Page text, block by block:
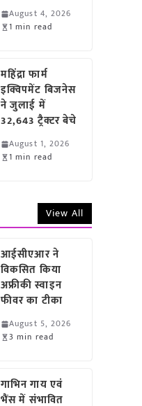
August 4, 2026
1 min read
महिंद्रा फार्म
इक्विपमेंट बिजनेस
ने जुलाई में
32,643 ट्रैक्टर बेचे
August 1, 2026
1 min read
View All
आईसीएआर ने
विकसित किया
अफ्रीकी स्वाइन
फीवर का टीका
August 5, 2026
3 min read
गाभिन गाय एवं
भैंस में संभावित